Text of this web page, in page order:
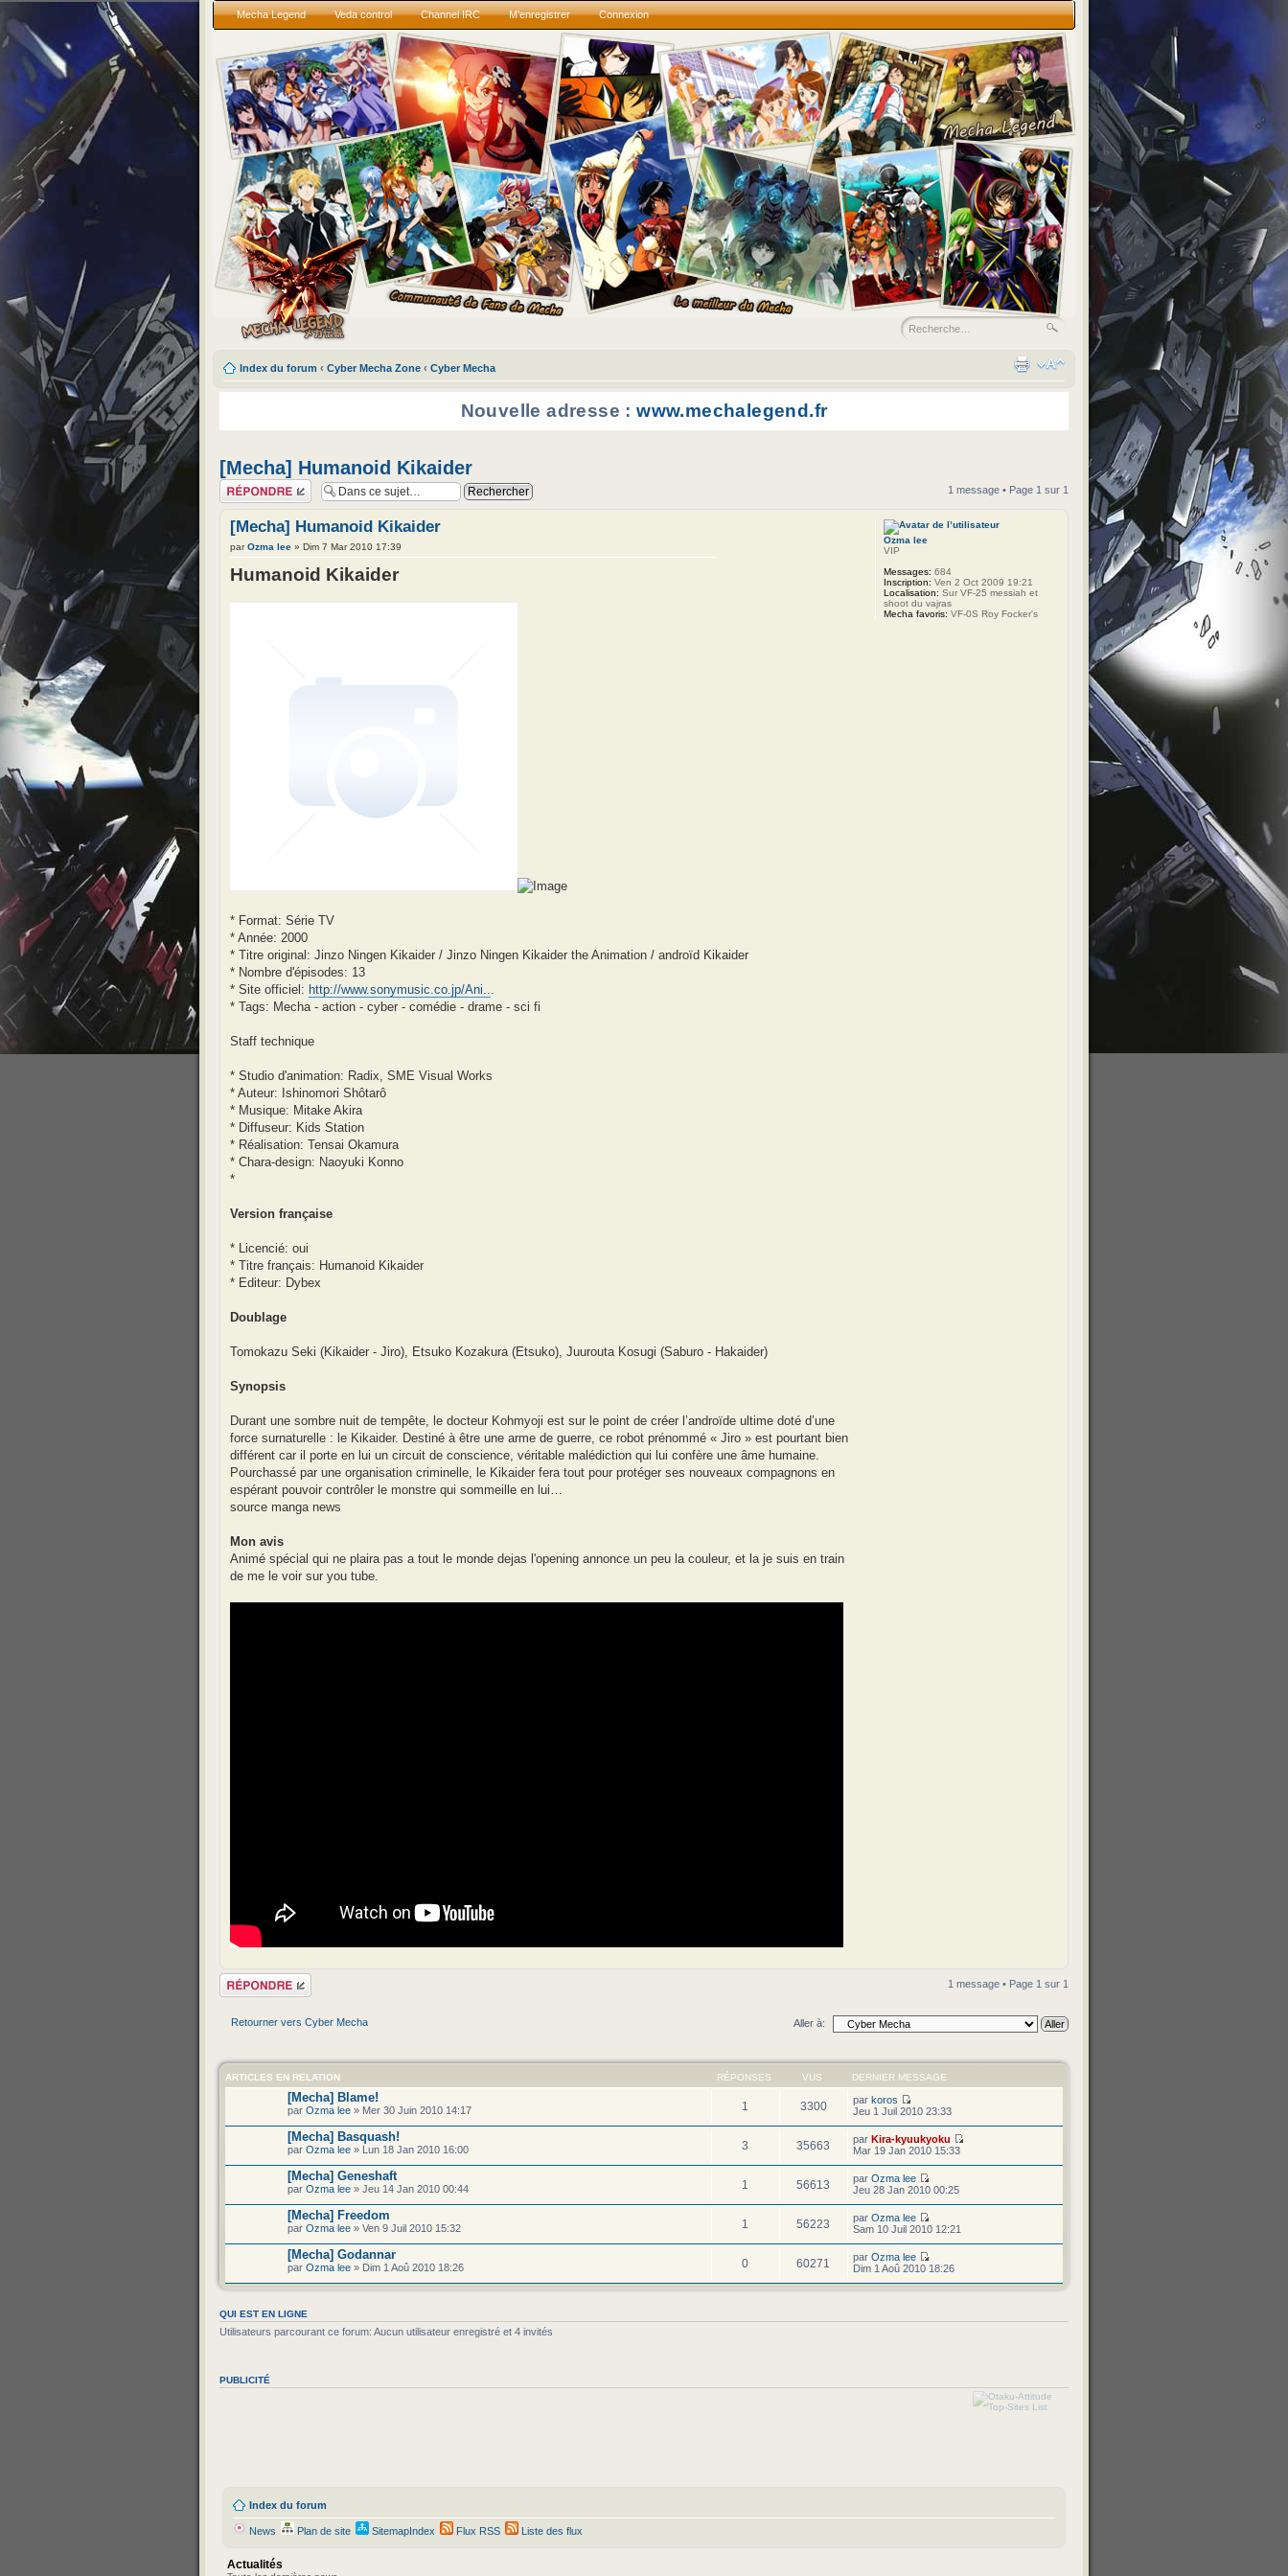
Mecha Legend Veda control Channel IRC M’enregistrer Connexion
Index du forum ‹ Cyber Mecha Zone ‹ Cyber Mecha
Nouvelle adresse :www.mechalegend.fr
[Mecha] Humanoid Kikaider
Répondre 1 message • Page 1 sur 1
[Mecha] Humanoid Kikaider
parOzma lee » Dim 7 Mar 2010 17:39
Humanoid Kikaider
* Format: Série TV
* Année: 2000
* Titre original: Jinzo Ningen Kikaider / Jinzo Ningen Kikaider the Animation / androïd Kikaider
* Nombre d'épisodes: 13
* Site officiel: http://www.sonymusic.co.jp/Ani..
* Tags: Mecha - action - cyber - comédie - drame - sci fi
Staff technique
* Studio d'animation: Radix, SME Visual Works
* Auteur: Ishinomori Shôtarô
* Musique: Mitake Akira
* Diffuseur: Kids Station
* Réalisation: Tensai Okamura
* Chara-design: Naoyuki Konno
*
Version française
* Licencié: oui
* Titre français: Humanoid Kikaider
* Editeur: Dybex
Doublage
Tomokazu Seki (Kikaider - Jiro), Etsuko Kozakura (Etsuko), Juurouta Kosugi (Saburo - Hakaider)
Synopsis
Durant une sombre nuit de tempête, le docteur Kohmyoji est sur le point de créer l’androïde ultime doté d’une
force surnaturelle : le Kikaider. Destiné à être une arme de guerre, ce robot prénommé « Jiro » est pourtant bien
différent car il porte en lui un circuit de conscience, véritable malédiction qui lui confère une âme humaine.
Pourchassé par une organisation criminelle, le Kikaider fera tout pour protéger ses nouveaux compagnons en
espérant pouvoir contrôler le monstre qui sommeille en lui…
source manga news
Mon avis
Animé spécial qui ne plaira pas a tout le monde dejas l'opening annonce un peu la couleur, et la je suis en train
de me le voir sur you tube.
Ozma lee
VIP
Messages: 684
Inscription: Ven 2 Oct 2009 19:21
Localisation: Sur VF-25 messiah et
shoot du vajras
Mecha favoris: VF-0S Roy Focker's
Répondre 1 message • Page 1 sur 1
Retourner vers Cyber Mecha Aller à:
ARTICLES EN RELATION RÉPONSES VUS DERNIER MESSAGE
[Mecha] Blame!
par Ozma lee » Mer 30 Juin 2010 14:17 1 3300 par koros
Jeu 1 Juil 2010 23:33
[Mecha] Basquash!
par Ozma lee » Lun 18 Jan 2010 16:00 3 35663 par Kira-kyuukyoku
Mar 19 Jan 2010 15:33
[Mecha] Geneshaft
par Ozma lee » Jeu 14 Jan 2010 00:44 1 56613 par Ozma lee
Jeu 28 Jan 2010 00:25
[Mecha] Freedom
par Ozma lee » Ven 9 Juil 2010 15:32 1 56223 par Ozma lee
Sam 10 Juil 2010 12:21
[Mecha] Godannar
par Ozma lee » Dim 1 Aoû 2010 18:26 0 60271 par Ozma lee
Dim 1 Aoû 2010 18:26
QUI EST EN LIGNE
Utilisateurs parcourant ce forum: Aucun utilisateur enregistré et 4 invités
PUBLICITÉ
Index du forum
News Plan de site SitemapIndex Flux RSS Liste des flux
Actualités